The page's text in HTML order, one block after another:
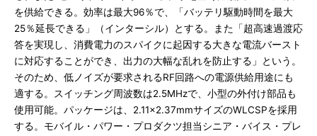
を供給できる。効率は最大96％で、「バッテリ駆動時間を最大
25％延長できる」（インターシル）とする。また「超高速過渡応
答を実現し、消費電力のスパイクに起因する大きな電流バースト
に対応することができ、出力の大幅な乱れを防止する」という。
そのため、低ノイズが要求されるRF回路への電源供給用途にも
適する。スイッチング周波数は2.5MHzで、小型の外付け部品も
使用可能。パッケージは、2.11×2.37mmサイズのWLCSPを採用
する。モバイル・パワー・プロダクツ担当シニア・バイス・プレ